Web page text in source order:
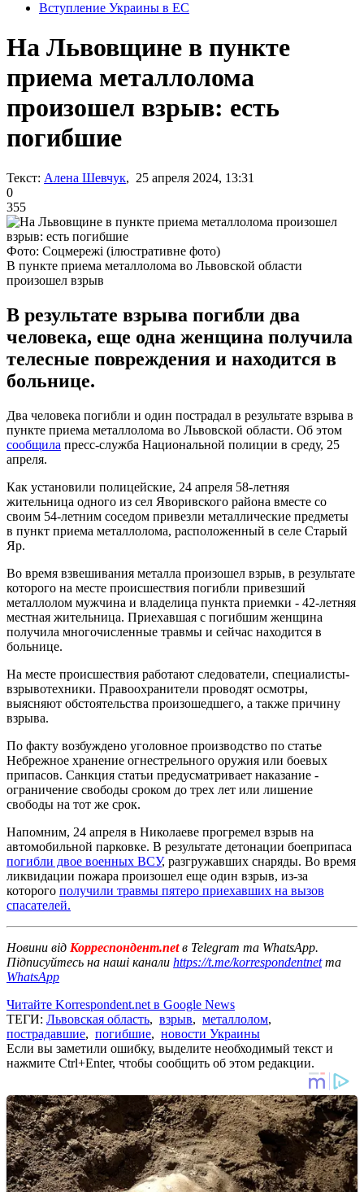
Вступление Украины в ЕС
На Львовщине в пункте
приема металлолома
произошел взрыв: есть
погибшие
Текст: Алена Шевчук, 25 апреля 2024, 13:31
0
355
Фото: Соцмережі (ілюстративне фото)
В пункте приема металлолома во Львовской области
произошел взрыв
В результате взрыва погибли два
человека, еще одна женщина получила
телесные повреждения и находится в
больнице.
Два человека погибли и один пострадал в результате взрыва в
пункте приема металлолома во Львовской области. Об этом
сообщила пресс-служба Национальной полиции в среду, 25
апреля.
Как установили полицейские, 24 апреля 58-летняя
жительница одного из сел Яворивского района вместе со
своим 54-летним соседом привезли металлические предметы
в пункт приема металлолома, расположенный в селе Старый
Яр.
Во время взвешивания металла произошел взрыв, в результате
которого на месте происшествия погибли привезший
металлолом мужчина и владелица пункта приемки - 42-летняя
местная жительница. Приехавшая с погибшим женщина
получила многочисленные травмы и сейчас находится в
больнице.
На месте происшествия работают следователи, специалисты-
взрывотехники. Правоохранители проводят осмотры,
выясняют обстоятельства произошедшего, а также причину
взрыва.
По факту возбуждено уголовное производство по статье
Небрежное хранение огнестрельного оружия или боевых
припасов. Санкция статьи предусматривает наказание -
ограничение свободы сроком до трех лет или лишение
свободы на тот же срок.
Напомним, 24 апреля в Николаеве прогремел взрыв на
автомобильной парковке. В результате детонации боеприпаса
погибли двое военных ВСУ, разгружавших снаряды. Во время
ликвидации пожара произошел еще один взрыв, из-за
которого получили травмы пятеро приехавших на вызов
спасателей.
Новини від Корреспондент.netв Telegram та WhatsApp.
Підписуйтесь на наші канали https://t.me/korrespondentnetта
WhatsApp
Читайте Korrespondent.net в Google News
ТЕГИ: Львовская область, взрыв, металлолом,
пострадавшие, погибшие, новости Украины
Если вы заметили ошибку, выделите необходимый текст и
нажмите Ctrl+Enter, чтобы сообщить об этом редакции.